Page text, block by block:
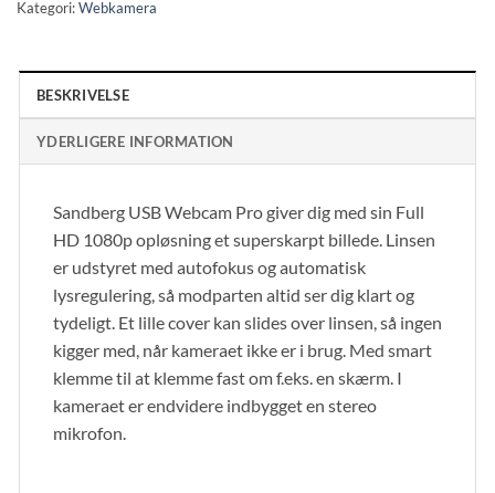
Kategori:Webkamera
BESKRIVELSE
YDERLIGERE INFORMATION
Sandberg USB Webcam Pro giver dig med sin Full
HD 1080p opløsning et superskarpt billede. Linsen
er udstyret med autofokus og automatisk
lysregulering, så modparten altid ser dig klart og
tydeligt. Et lille cover kan slides over linsen, så ingen
kigger med, når kameraet ikke er i brug. Med smart
klemme til at klemme fast om f.eks. en skærm. I
kameraet er endvidere indbygget en stereo
mikrofon.